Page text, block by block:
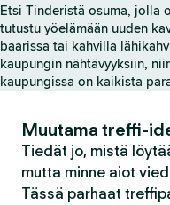
s
s
i
v
u
Etsi Tinderistä osuma, jolla
tutustu yöelämään uuden
baarissa tai kahvilla
kaupungin nähtävyyksiin,
kaupungissa on kaikista
Muutama treffi-
Tiedät jo, mistä
mutta minne aiot
Tässä parhaat